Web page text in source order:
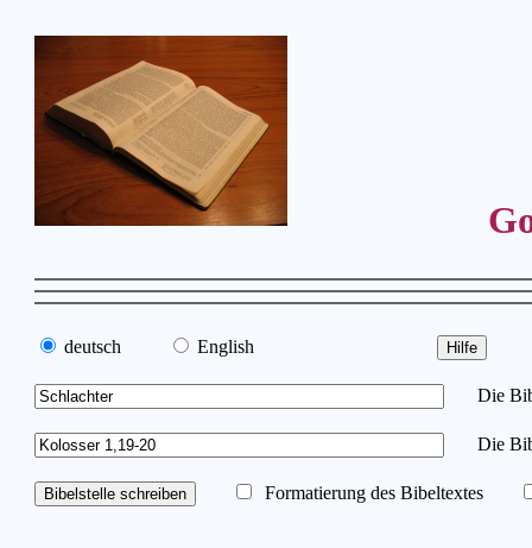
deutsch English
Die
Die
Formatierung des Bibeltextes